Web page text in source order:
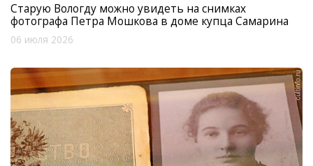
Старую Вологду можно увидеть на снимках
фотографа Петра Мошкова в доме купца Самарина
06 июля 2026